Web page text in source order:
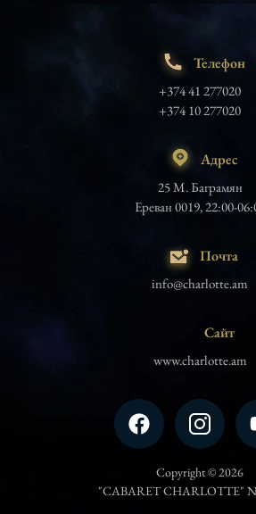
Телефон
+374 41 277020
+374 10 277020
Адрес
25 М. Баграмян
Ереван 0019, 22:00-
Почта
info@charlotte.am
Сайт
www.charlotte.am
Copyright © 2026
"CABARET CHARLOTTE"